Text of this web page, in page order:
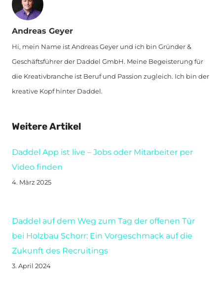
Andreas Geyer
Hi, mein Name ist Andreas Geyer und ich bin Gründer &
Geschäftsführer der Daddel GmbH. Meine Begeisterung für
die Kreativbranche ist Beruf und Passion zugleich. Ich bin der
kreative Kopf hinter Daddel.
Weitere Artikel
Daddel App ist live – Jobs oder Mitarbeiter per
Video finden
4. März 2025
Daddel auf dem Weg zum Tag der offenen Tür
bei Holzbau Schorr: Ein Vorgeschmack auf die
Zukunft des Recruitings
3. April 2024